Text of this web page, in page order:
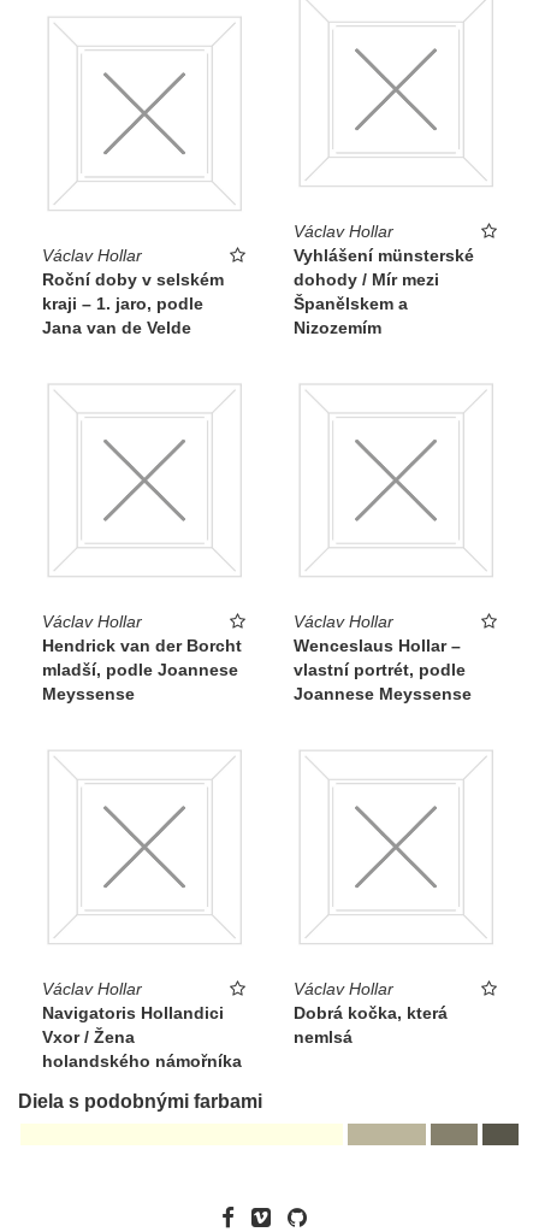
Václav Hollar
Vyhlášení münsterské
dohody / Mír mezi
Španělskem a
Nizozemím
Václav Hollar
Roční doby v selském
kraji – 1. jaro, podle
Jana van de Velde
Václav Hollar
Hendrick van der Borcht
mladší, podle Joannese
Meyssense
Václav Hollar
Wenceslaus Hollar –
vlastní portrét, podle
Joannese Meyssense
Václav Hollar
Navigatoris Hollandici
Vxor / Žena
holandského námořníka
Václav Hollar
Dobrá kočka, která
nemlsá
Diela s podobnými farbami